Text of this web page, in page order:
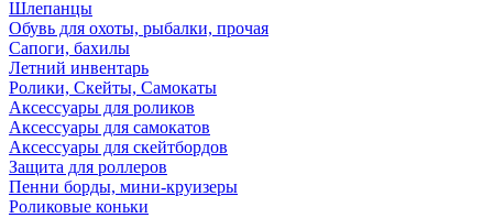
Шлепанцы
Обувь для охоты, рыбалки, прочая
Сапоги, бахилы
Летний инвентарь
Ролики, Скейты, Самокаты
Аксессуары для роликов
Аксессуары для самокатов
Аксессуары для скейтбордов
Защита для роллеров
Пенни борды, мини-круизеры
Роликовые коньки